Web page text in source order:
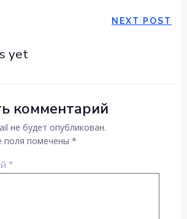
NEXT POST
yet
комментарий
не будет опубликован.
поля помечены *
*